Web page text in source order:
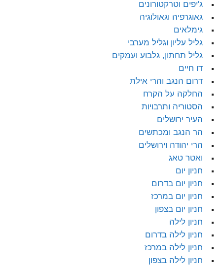
ג'יפים וטרקטורונים
גאוגרפיה וגאולוגיה
גימלאים
גליל עליון וגליל מערבי
גליל תחתון, גלבוע ועמקים
דו חיים
דרום הנגב והרי אילת
החלקה על הקרח
הסטוריה ותרבויות
העיר ירושלים
הר הנגב ומכתשים
הרי יהודה וירושלים
ואטר טאג
חניון יום
חניון יום בדרום
חניון יום במרכז
חניון יום בצפון
חניון לילה
חניון לילה בדרום
חניון לילה במרכז
חניון לילה בצפון